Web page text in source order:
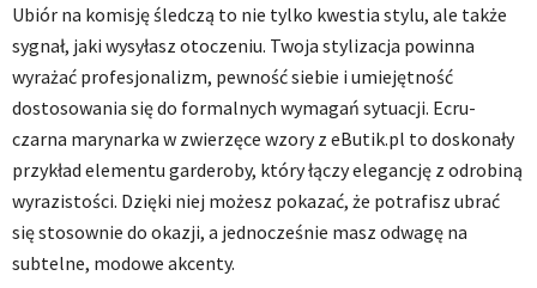
Ubiór na komisję śledczą to nie tylko kwestia stylu, ale także
sygnał, jaki wysyłasz otoczeniu. Twoja stylizacja powinna
wyrażać profesjonalizm, pewność siebie i umiejętność
dostosowania się do formalnych wymagań sytuacji. Ecru-
czarna marynarka w zwierzęce wzory z eButik.pl to doskonały
przykład elementu garderoby, który łączy elegancję z odrobiną
wyrazistości. Dzięki niej możesz pokazać, że potrafisz ubrać
się stosownie do okazji, a jednocześnie masz odwagę na
subtelne, modowe akcenty.